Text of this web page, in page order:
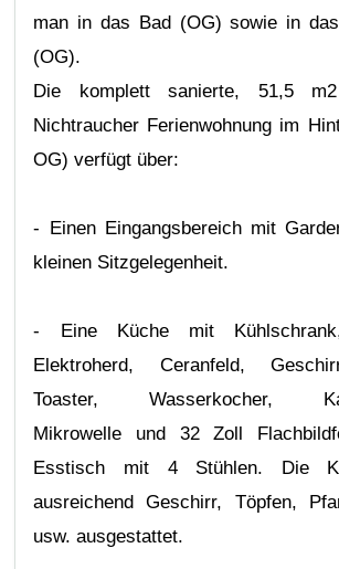
man in das Bad (OG) sowie in
(OG).
Die komplett sanierte, 51,5 m2
Nichtraucher Ferienwohnung im
OG) verfügt über:
- Einen Eingangsbereich mit
kleinen Sitzgelegenheit.
- Eine Küche mit
Elektroherd, Ceranfeld,
Toaster, Wasserkocher,
Mikrowelle und 32 Zoll
Esstisch mit 4 Stühlen. Die
ausreichend Geschirr, Töpfen,
usw. ausgestattet.